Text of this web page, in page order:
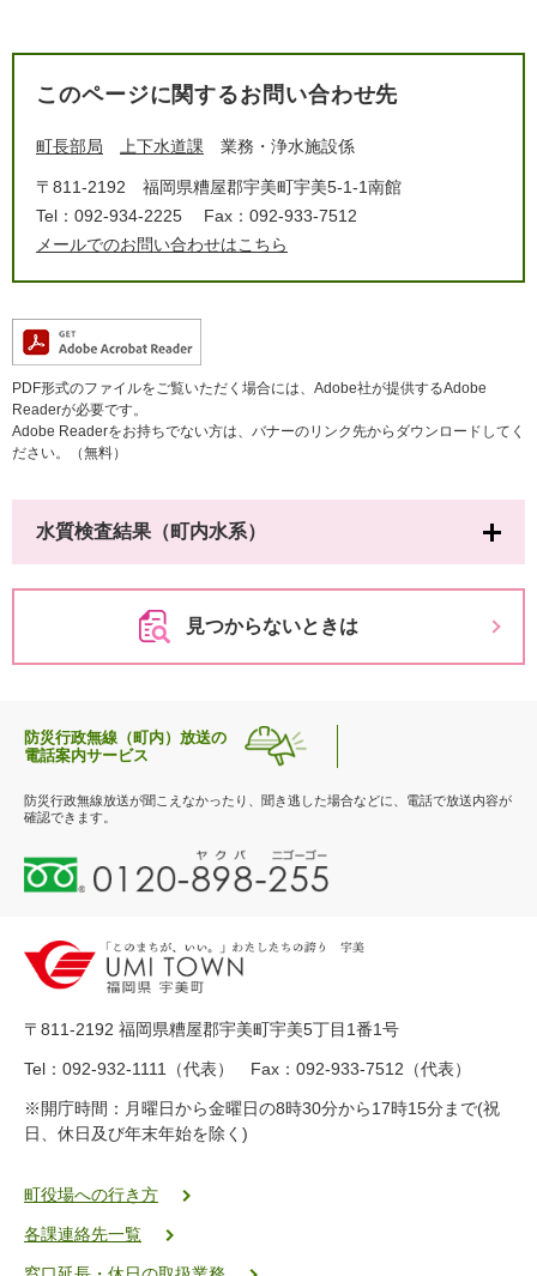
このページに関するお問い合わせ先
町長部局 上下水道課 業務・浄水施設係
〒811-2192
福岡県糟屋郡宇美町宇美5-1-1南館
Tel：092-934-2225
Fax：092-933-7512
メールでのお問い合わせはこちら
PDF形式のファイルをご覧いただく場合には、Adobe社が提供するAdobe
Readerが必要です。
Adobe Readerをお持ちでない方は、バナーのリンク先からダウンロードしてく
ださい。（無料）
水質検査結果（町内水系）
見つからないときは
防災行政無線（町内）放送の
電話案内サービス
防災行政無線放送が聞こえなかったり、聞き逃した場合などに、電話で放送内容が
確認できます。
0
1
-
8
-
5
5
ク
二
ゴ
〒811-2192 福岡県糟屋郡宇美町宇美5丁目1番1号
Tel：092-932-1111（代表） Fax：092-933-7512（代表）
※開庁時間：月曜日から金曜日の8時30分から17時15分まで(祝
日、休日及び年末年始を除く)
町役場への行き方
各課連絡先一覧